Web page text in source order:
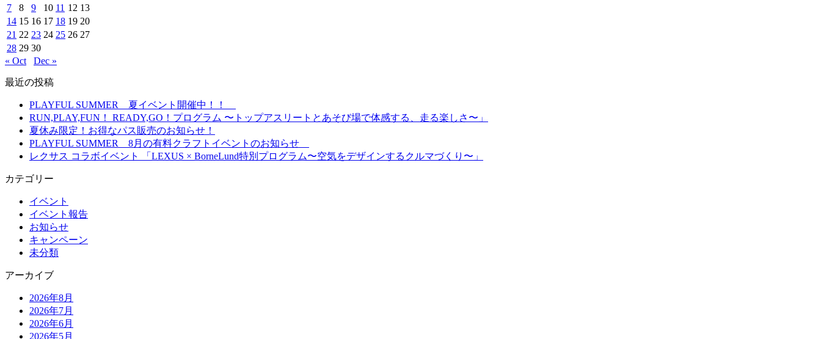
7
8 9 10 11 12 13
14 15 16 17 18 19 20
21 22 23 24 25 26 27
28 29 30
« Oct
Dec »
最近の投稿
PLAYFUL SUMMER 夏イベント開催中！！
RUN,PLAY,FUN！ READY,GO！プログラム 〜トップアスリートとあそび場で体感する、走る楽しさ〜」
夏休み限定！お得なパス販売のお知らせ！
PLAYFUL SUMMER 8月の有料クラフトイベントのお知らせ
レクサス コラボイベント 「LEXUS × BorneLund特別プログラム〜空気をデザインするクルマづくり〜」
カテゴリー
イベント
イベント報告
お知らせ
キャンペーン
未分類
アーカイブ
2026年8月
2026年7月
2026年6月
2026年5月